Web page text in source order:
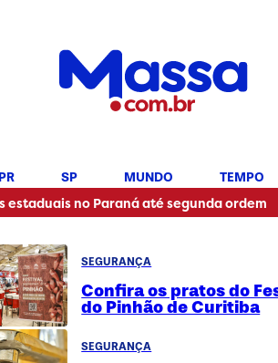
PR SP MUNDO TEMPO
no Paraná até segunda ordem •
SEGURANÇA
Confira os pratos do
do Pinhão de Curitiba
SEGURANÇA